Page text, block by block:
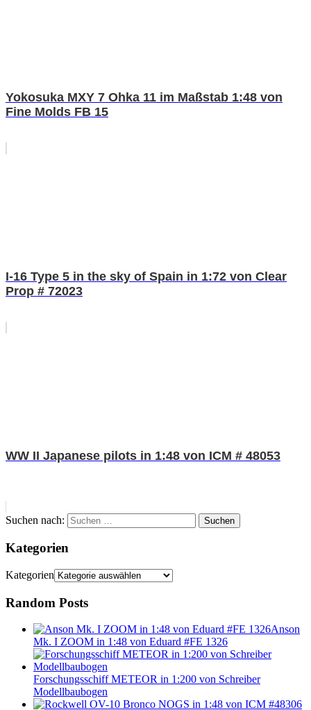
Yokosuka MXY 7 Ohka 11 im Maßstab 1:48 von
Fine Molds FB 15
I-16 Type 5 in the sky of Spain in 1:72 von Clear
Prop # 72023
WW II Japanese pilots in 1:48 von ICM # 48053
Suchen nach: Suchen
Kategorien
Kategorien
Random Posts
Anson
Mk. I ZOOM in 1:48 von Eduard #FE 1326
Forschungsschiff METEOR in 1:200 von Schreiber
Modellbaubogen